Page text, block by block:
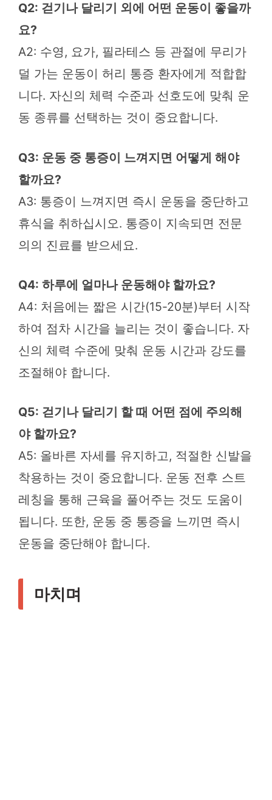
Q2: 걷기나 달리기 외에 어떤 운동이 좋을까
요?
A2: 수영, 요가, 필라테스 등 관절에 무리가
덜 가는 운동이 허리 통증 환자에게 적합합
니다. 자신의 체력 수준과 선호도에 맞춰 운
동 종류를 선택하는 것이 중요합니다.
Q3: 운동 중 통증이 느껴지면 어떻게 해야
할까요?
A3: 통증이 느껴지면 즉시 운동을 중단하고
휴식을 취하십시오. 통증이 지속되면 전문
의의 진료를 받으세요.
Q4: 하루에 얼마나 운동해야 할까요?
A4: 처음에는 짧은 시간(15-20분)부터 시작
하여 점차 시간을 늘리는 것이 좋습니다. 자
신의 체력 수준에 맞춰 운동 시간과 강도를
조절해야 합니다.
Q5: 걷기나 달리기 할 때 어떤 점에 주의해
야 할까요?
A5: 올바른 자세를 유지하고, 적절한 신발을
착용하는 것이 중요합니다. 운동 전후 스트
레칭을 통해 근육을 풀어주는 것도 도움이
됩니다. 또한, 운동 중 통증을 느끼면 즉시
운동을 중단해야 합니다.
마치며